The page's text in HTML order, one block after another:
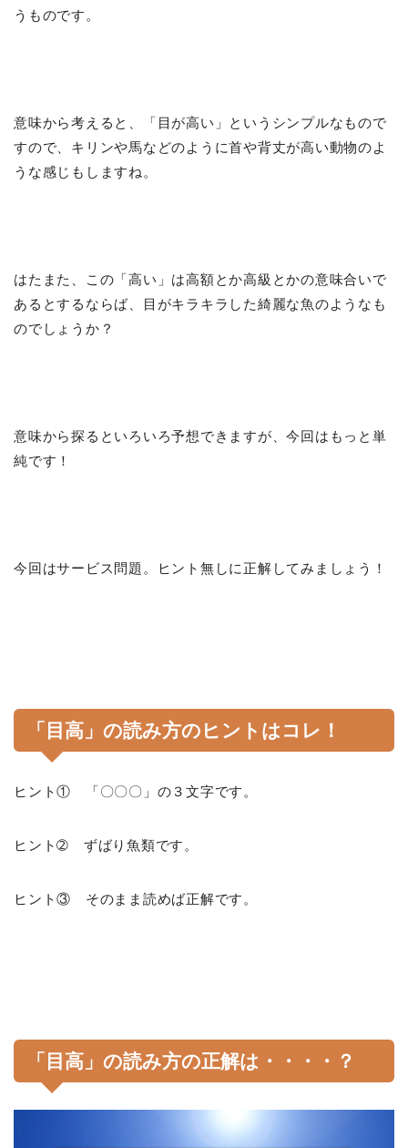
うものです。
意味から考えると、「目が高い」というシンプルなもので
すので、キリンや馬などのように首や背丈が高い動物のよ
うな感じもしますね。
はたまた、この「高い」は高額とか高級とかの意味合いで
あるとするならば、目がキラキラした綺麗な魚のようなも
のでしょうか？
意味から探るといろいろ予想できますが、今回はもっと単
純です！
今回はサービス問題。ヒント無しに正解してみましょう！
「目高」の読み方のヒントはコレ！
ヒント① 「〇〇〇」の３文字です。
ヒント➁ ずばり魚類です。
ヒント③ そのまま読めば正解です。
「目高」の読み方の正解は・・・・？